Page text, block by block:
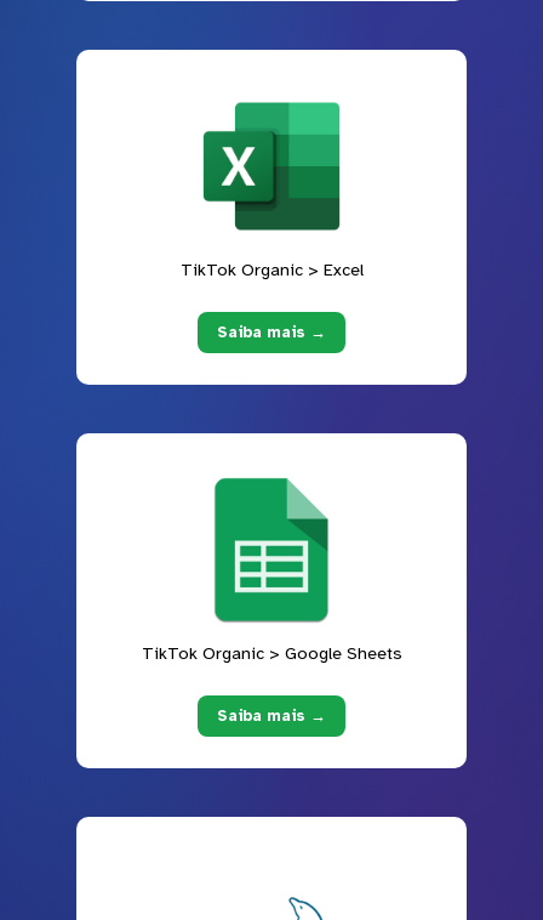
TikTok Organic > Excel
Saiba mais →
TikTok Organic > Google Sheets
Saiba mais →